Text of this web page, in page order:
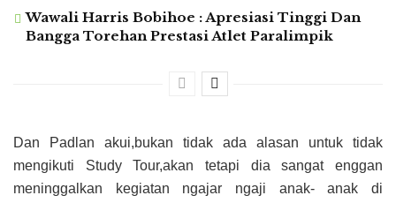
Wawali Harris Bobihoe : Apresiasi Tinggi Dan
Bangga Torehan Prestasi Atlet Paralimpik
Dan Padlan akui,bukan tidak ada alasan untuk tidak
mengikuti Study Tour,akan tetapi dia sangat enggan
meninggalkan kegiatan ngajar ngaji anak- anak di